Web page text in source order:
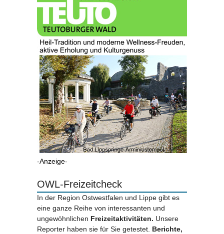
-Anzeige-
OWL-Freizeitcheck
In der Region Ostwestfalen und Lippe gibt es
eine ganze Reihe von interessanten und
ungewöhnlichen Freizeitaktivitäten. Unsere
Reporter haben sie für Sie getestet. Berichte,